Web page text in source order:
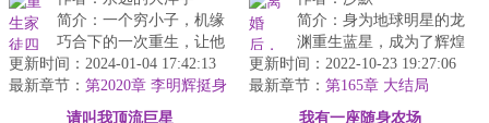
简介：一个穷小子，机缘
巧合下的一次重生，让他
有了重新改变命运和环境
的机会，面对家徒四壁负
债累累的家...
更新时间：2024-01-04 17:42:13
最新章节： 第2020章 李明辉挺身
简介：身为地球明星的龙
渊重生蓝星，成为了辉煌
传媒的天才练习生。不
过，这个天才练习生却因
为一场手术毁...
更新时间：2022-10-23 19:27:06
最新章节： 第165章 大结局
请叫我顶流巨星
我有一座随身农场